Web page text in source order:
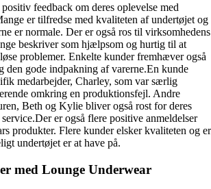
feedback om deres oplevelse med
er tilfredse med kvaliteten af undertøjet og
er normale. Der er også ros til virksomhedens
beskriver som hjælpsom og hurtig til at
problemer. Enkelte kunder fremhæver også
den gode indpakning af varerne.En kunde
medarbejder, Charley, som var særlig
omkring en produktionsfejl. Andre
Beth og Kylie bliver også rost for deres
er også flere positive anmeldelser
produkter. Flere kunder elsker kvaliteten og er
undertøjet er at have på.
med Lounge Underwear